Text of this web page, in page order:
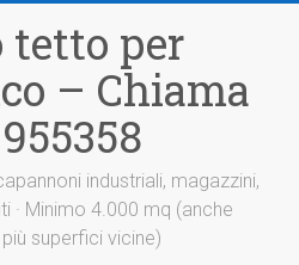
per
– Chiama
industriali, magazzini,
· Minimo 4.000 mq (anche
superfici vicine)